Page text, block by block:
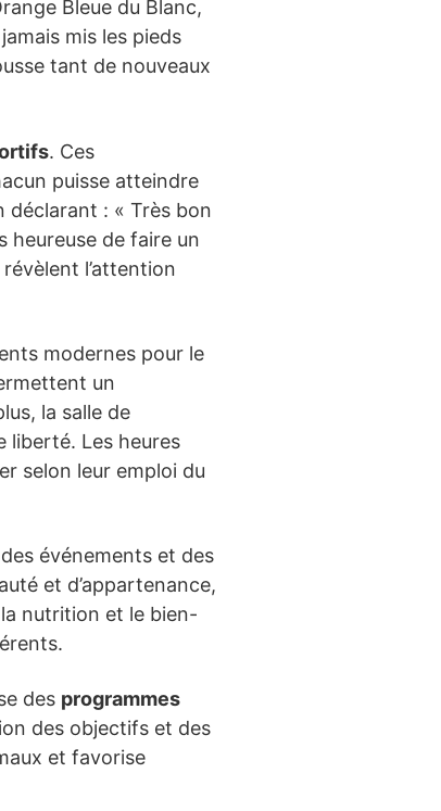
Bleue du Blanc,
mis les pieds
tant de nouveaux
. Ces
puisse atteindre
déclarant : « Très bon
heureuse de faire un
l’attention
modernes pour le
un
la salle de
liberté. Les heures
selon leur emploi du
événements et des
et d’appartenance,
nutrition et le bien-
des programmes
des objectifs et des
et favorise